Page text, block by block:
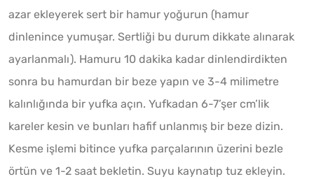
azar ekleyerek sert bir hamur yoğurun (hamur
dinlenince yumuşar. Sertliği bu durum dikkate alınarak
ayarlanmalı). Hamuru 10 dakika kadar dinlendirdikten
sonra bu hamurdan bir beze yapın ve 3-4 milimetre
kalınlığında bir yufka açın. Yufkadan 6-7’şer cm’lik
kareler kesin ve bunları hafif unlanmış bir beze dizin.
Kesme işlemi bitince yufka parçalarının üzerini bezle
örtün ve 1-2 saat bekletin. Suyu kaynatıp tuz ekleyin.